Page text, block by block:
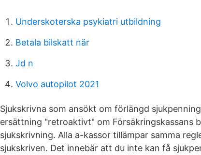
Underskoterska psykiatri utbildning
Betala bilskatt när
Jd n
Volvo autopilot 2021
Sjukskrivna som ansökt om förlängd
ersättning "retroaktivt" om Försäkringskassans
sjukskrivning. Alla a-kassor tillämpar samma
sjukskriven. Det innebär att du inte kan få